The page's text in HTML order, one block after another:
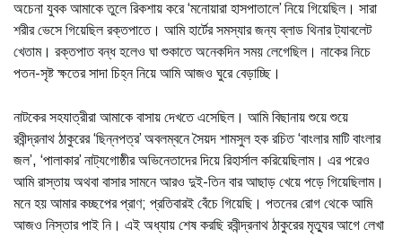
অচেনা যুবক আমাকে তুলে রিকশায় করে ‘মনোয়ারা হাসপাতালে’ নিয়ে গিয়েছিল। সারা
শরীর ভেসে গিয়েছিল রক্তপাতে। আমি হার্টের সমস্যার জন্য ব্লাড থিনার ট্যাবলেট
খেতাম। রক্তপাত বন্ধ হলেও ঘা শুকাতে অনেকদিন সময় লেগেছিল। নাকের নিচে
পতন-সৃষ্ট ক্ষতের সাদা চিহ্ন নিয়ে আমি আজও ঘুরে বেড়াচ্ছি।
নাটকের সহযাত্রীরা আমাকে বাসায় দেখতে এসেছিল। আমি বিছানায় শুয়ে শুয়ে
রবীন্দ্রনাথ ঠাকুরের ‘ছিন্নপত্র’ অবলম্বনে সৈয়দ শামসুল হক রচিত ‘বাংলার মাটি বাংলার
জল’, ‘পালাকার’ নাট্যগোষ্ঠীর অভিনেতাদের দিয়ে রিহার্সাল করিয়েছিলাম। এর পরেও
আমি রাস্তায় অথবা বাসার সামনে আরও দুই-তিন বার আছাড় খেয়ে পড়ে গিয়েছিলাম।
মনে হয় আমার কচ্ছপের প্রাণ; প্রতিবারই বেঁচে গিয়েছি। পতনের রোগ থেকে আমি
আজও নিস্তার পাই নি। এই অধ্যায় শেষ করছি রবীন্দ্রনাথ ঠাকুরের মৃত্যুর আগে লেখা